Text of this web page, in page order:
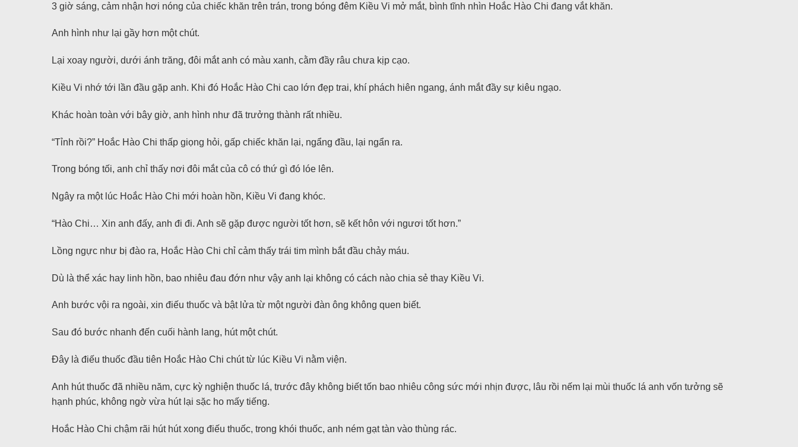
3 giờ sáng, cảm nhận hơi nóng của chiếc khăn trên trán, trong bóng đêm Kiều Vi mở mắt, bình tĩnh nhìn Hoắc Hào Chi đang vắt khăn.
Anh hình như lại gầy hơn một chút.
Lại xoay người, dưới ánh trăng, đôi mắt anh có màu xanh, cằm đầy râu chưa kịp cạo.
Kiều Vi nhớ tới lần đầu gặp anh. Khi đó Hoắc Hào Chi cao lớn đẹp trai, khí phách hiên ngang, ánh mắt đầy sự kiêu ngạo.
Khác hoàn toàn với bây giờ, anh hình như đã trưởng thành rất nhiều.
“Tỉnh rồi?” Hoắc Hào Chi thấp giọng hỏi, gấp chiếc khăn lại, ngẩng đầu, lại ngẩn ra.
Trong bóng tối, anh chỉ thấy nơi đôi mắt của cô có thứ gì đó lóe lên.
Ngây ra một lúc Hoắc Hào Chi mới hoàn hồn, Kiều Vi đang khóc.
“Hào Chi… Xin anh đấy, anh đi đi. Anh sẽ gặp được người tốt hơn, sẽ kết hôn với ngươi tốt hơn.”
Lồng ngực như bị đào ra, Hoắc Hào Chi chỉ cảm thấy trái tim mình bắt đầu chảy máu.
Dù là thể xác hay linh hồn, bao nhiêu đau đớn như vậy anh lại không có cách nào chia sẻ thay Kiều Vi.
Anh bước vội ra ngoài, xin điếu thuốc và bật lửa từ một người đàn ông không quen biết.
Sau đó bước nhanh đến cuối hành lang, hút một chút.
Đây là điếu thuốc đầu tiên Hoắc Hào Chi chút từ lúc Kiều Vi nằm viện.
Anh hút thuốc đã nhiều năm, cực kỳ nghiện thuốc lá, trước đây không biết tốn bao nhiêu công sức mới nhịn được, lâu rồi nếm lại mùi thuốc lá anh vốn tưởng sẽ
hạnh phúc, không ngờ vừa hút lại sặc ho mấy tiếng.
Hoắc Hào Chi chậm rãi hút hút xong điếu thuốc, trong khói thuốc, anh ném gạt tàn vào thùng rác.